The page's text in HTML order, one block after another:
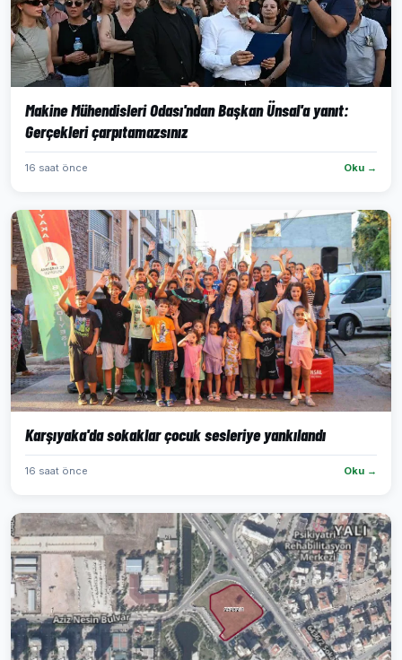
Makine Mühendisleri Odası'ndan Başkan Ünsal'a yanıt:
Gerçekleri çarpıtamazsınız
16 saat önce Oku →
Karşıyaka'da sokaklar çocuk sesleriye yankılandı
16 saat önce Oku →